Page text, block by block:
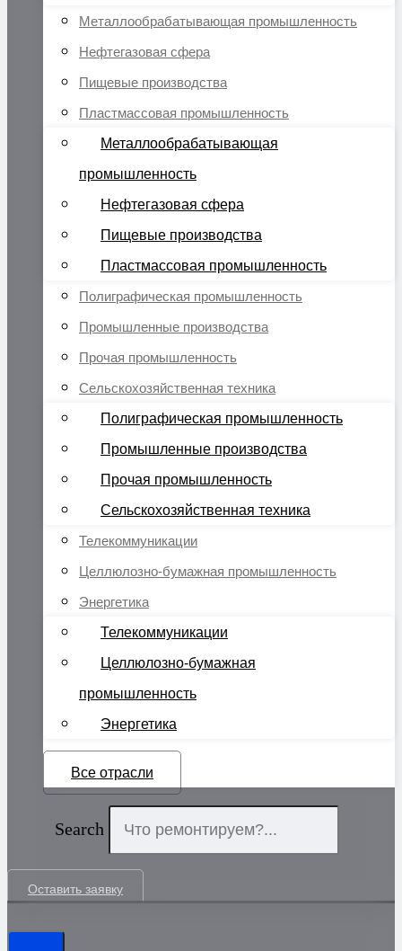
Металлообрабатывающая промышленность
Нефтегазовая сфера
Пищевые производства
Пластмассовая промышленность
Металлообрабатывающая
промышленность
Нефтегазовая сфера
Пищевые производства
Пластмассовая промышленность
Полиграфическая промышленность
Промышленные производства
Прочая промышленность
Сельскохозяйственная техника
Полиграфическая промышленность
Промышленные производства
Прочая промышленность
Сельскохозяйственная техника
Телекоммуникации
Целлюлозно-бумажная промышленность
Энергетика
Телекоммуникации
Целлюлозно-бумажная
промышленность
Энергетика
Все отрасли
Search
Оставить заявку